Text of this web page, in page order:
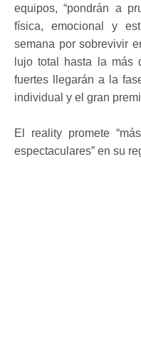
equipos, “pondrán a
física, emocional y
semana por sobrevivir
lujo total hasta la más
fuertes llegarán a la
individual y el gran
El reality promete
espectaculares” en su